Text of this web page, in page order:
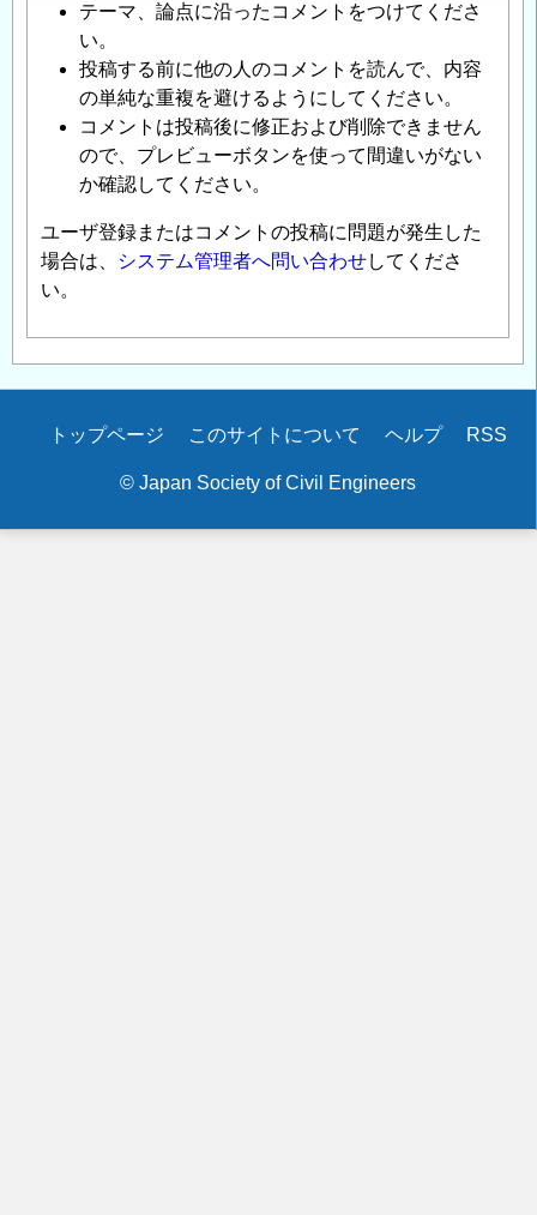
テーマ、論点に沿ったコメントをつけてくださ
い。
投稿する前に他の人のコメントを読んで、内容
の単純な重複を避けるようにしてください。
コメントは投稿後に修正および削除できません
ので、プレビューボタンを使って間違いがない
か確認してください。
ユーザ登録またはコメントの投稿に問題が発生した
場合は、
システム管理者へ問い合わせしてくださ
い。
Secondary
トップページ このサイトについて ヘルプ RSS
© Japan Society of Civil Engineers